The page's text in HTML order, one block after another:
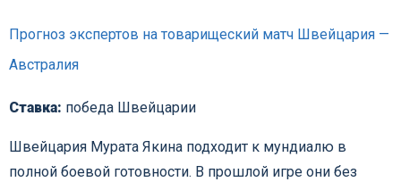
Прогноз экспертов на товарищеский матч Швейцария —
Австралия
Ставка: победа Швейцарии
Швейцария Мурата Якина подходит к мундиалю в
полной боевой готовности. В прошлой игре они без